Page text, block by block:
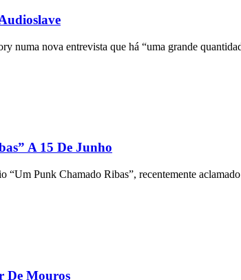
numa nova entrevista que há “uma grande
A 15 De Junho
Punk Chamado Ribas”, recentemente
De Mouros